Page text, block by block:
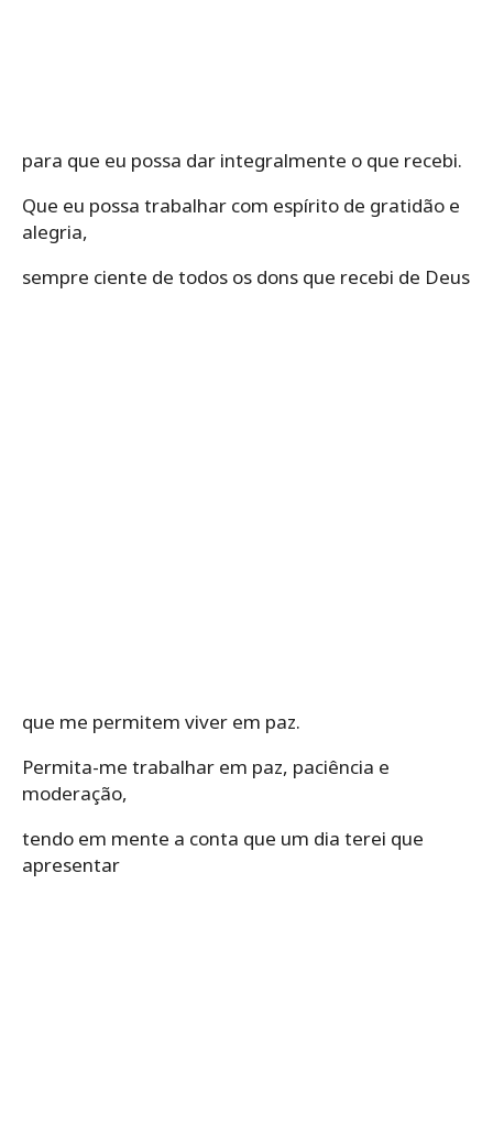
para que eu possa dar integralmente o que recebi.
Que eu possa trabalhar com espírito de gratidão e
alegria,
sempre ciente de todos os dons que recebi de Deus
que me permitem viver em paz.
Permita-me trabalhar em paz, paciência e
moderação,
tendo em mente a conta que um dia terei que
apresentar